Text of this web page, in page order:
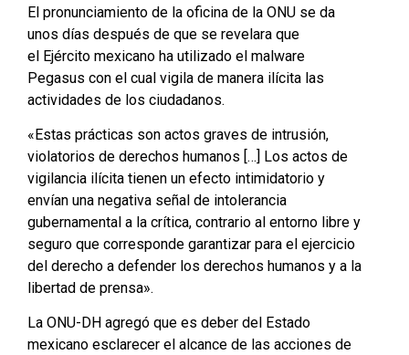
El pronunciamiento de la oficina de la ONU se da
unos días después de que se revelara que
el Ejército mexicano ha utilizado el malware
Pegasus con el cual vigila de manera ilícita las
actividades de los ciudadanos.
«Estas prácticas son actos graves de intrusión,
violatorios de derechos humanos […] Los actos de
vigilancia ilícita tienen un efecto intimidatorio y
envían una negativa señal de intolerancia
gubernamental a la crítica, contrario al entorno libre y
seguro que corresponde garantizar para el ejercicio
del derecho a defender los derechos humanos y a la
libertad de prensa».
La ONU-DH agregó que es deber del Estado
mexicano esclarecer el alcance de las acciones de